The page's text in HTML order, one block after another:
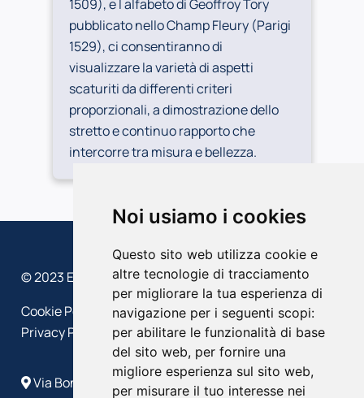
Noi usiamo i cookies
Questo sito web utilizza cookie e
altre tecnologie di tracciamento
per migliorare la tua esperienza di
navigazione per i seguenti scopi:
per abilitare le funzionalità di base
del sito web, per fornire una
migliore esperienza sul sito web,
per misurare il tuo interesse nei
1509), e l alfabeto di Geoffroy Tory
pubblicato nello Champ Fleury (Parigi
1529), ci consentiranno di
visualizzare la varietà di aspetti
scaturiti da differenti criteri
proporzionali, a dimostrazione dello
stretto e continuo rapporto che
intercorre tra misura e bellezza.
© 2023 EFFEDIESSE – Politecnico di Milano
Cookie Policy
Privacy Policy
Via Bonardi, 9 - 20133 Milano